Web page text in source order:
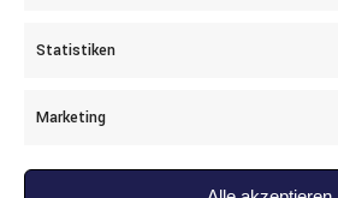
Statistiken
Marketing